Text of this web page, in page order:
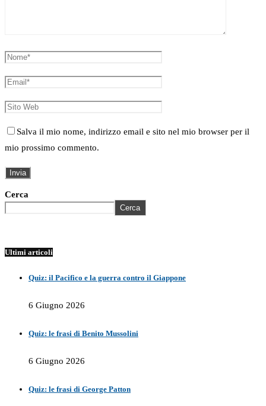
Salva il mio nome, indirizzo email e sito nel mio browser per il
mio prossimo commento.
Cerca
Cerca
Ultimi articoli
Quiz: il Pacifico e la guerra contro il Giappone
6 Giugno 2026
Quiz: le frasi di Benito Mussolini
6 Giugno 2026
Quiz: le frasi di George Patton